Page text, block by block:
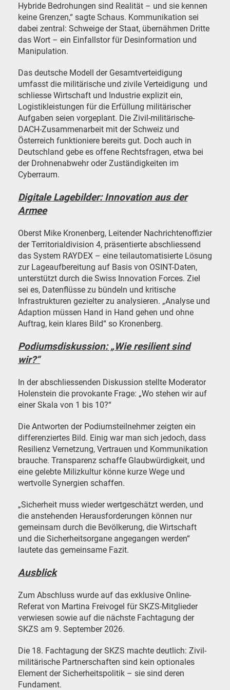
Hybride Bedrohungen sind Realität – und sie kennen
keine Grenzen,“ sagte Schaus. Kommunikation sei
dabei zentral: Schweige der Staat, übernähmen Dritte
das Wort – ein Einfallstor für Desinformation und
Manipulation.
Das deutsche Modell der Gesamtverteidigung
umfasst die militärische und zivile Verteidigung und
schliesse Wirtschaft und Industrie explizit ein,
Logistikleistungen für die Erfüllung militärischer
Aufgaben seien vorgeplant. Die Zivil-militärische-
DACH-Zusammenarbeit mit der Schweiz und
Österreich funktioniere bereits gut. Doch auch in
Deutschland gebe es offene Rechtsfragen, etwa bei
der Drohnenabwehr oder Zuständigkeiten im
Cyberraum.
Digitale Lagebilder: Innovation aus der
Armee
Oberst Mike Kronenberg, Leitender Nachrichtenoffizier
der Territorialdivision 4, präsentierte abschliessend
das System RAYDEX – eine teilautomatisierte Lösung
zur Lageaufbereitung auf Basis von OSINT-Daten,
unterstützt durch die Swiss Innovation Forces. Ziel
sei es, Datenflüsse zu bündeln und kritische
Infrastrukturen gezielter zu analysieren. „Analyse und
Adaption müssen Hand in Hand gehen und ohne
Auftrag, kein klares Bild“ so Kronenberg.
Podiumsdiskussion: „Wie resilient sind
wir?“
In der abschliessenden Diskussion stellte Moderator
Holenstein die provokante Frage: „Wo stehen wir auf
einer Skala von 1 bis 10?“
Die Antworten der Podiumsteilnehmer zeigten ein
differenziertes Bild. Einig war man sich jedoch, dass
Resilienz Vernetzung, Vertrauen und Kommunikation
brauche. Transparenz schaffe Glaubwürdigkeit, und
eine gelebte Milizkultur könne kurze Wege und
wertvolle Synergien schaffen.
„Sicherheit muss wieder wertgeschätzt werden, und
die anstehenden Herausforderungen können nur
gemeinsam durch die Bevölkerung, die Wirtschaft
und die Sicherheitsorgane angegangen werden“
lautete das gemeinsame Fazit.
Ausblick
Zum Abschluss wurde auf das exklusive Online-
Referat von Martina Freivogel für SKZS-Mitglieder
verwiesen sowie auf die nächste Fachtagung der
SKZS am 9. September 2026.
Die 18. Fachtagung der SKZS machte deutlich: Zivil-
militärische Partnerschaften sind kein optionales
Element der Sicherheitspolitik – sie sind deren
Fundament.